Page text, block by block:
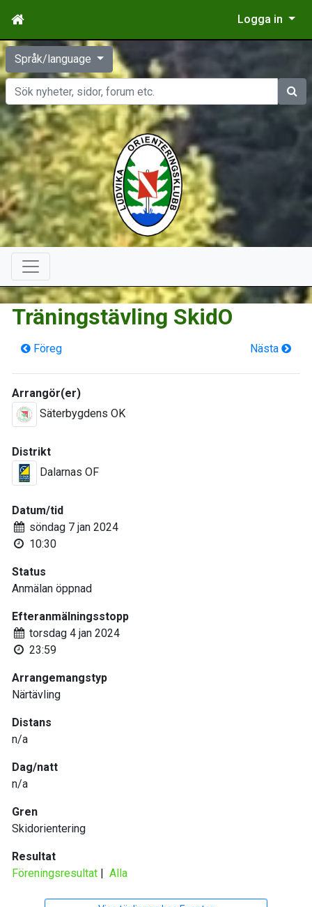
Logga in
Språk/language
Sök
Träningstävling SkidO
Föreg Nästa
Arrangör(er)
Säterbygdens OK
Distrikt
Dalarnas OF
Datum/tid
söndag 7 jan 2024
10:30
Status
Anmälan öppnad
Efteranmälningsstopp
torsdag 4 jan 2024
23:59
Arrangemangstyp
Närtävling
Distans
n/a
Dag/natt
n/a
Gren
Skidorientering
Resultat
Föreningsresultat | Alla